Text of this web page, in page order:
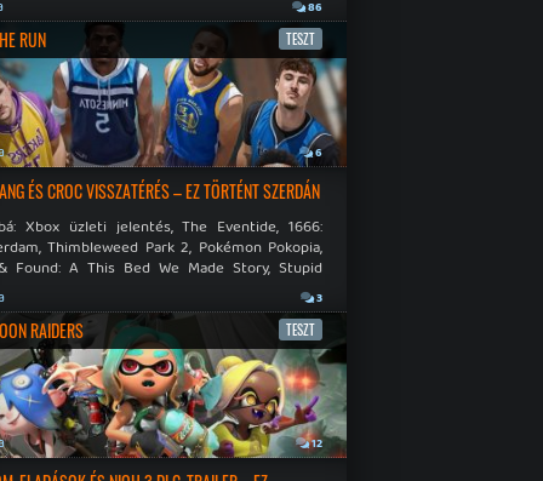
86
RUN TESZT
6
ÉS CROC VISSZATÉRÉS – EZ TÖRTÉNT SZERDÁN
Xbox üzleti jelentés, The Eventide, 1666:
Thimbleweed Park 2, Pokémon Pokopia,
Found: A This Bed We Made Story, Stupid
3
RAIDERS TESZT
12